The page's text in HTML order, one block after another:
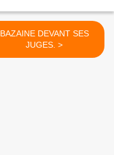
BAZAINE DEVANT SES
JUGES. >